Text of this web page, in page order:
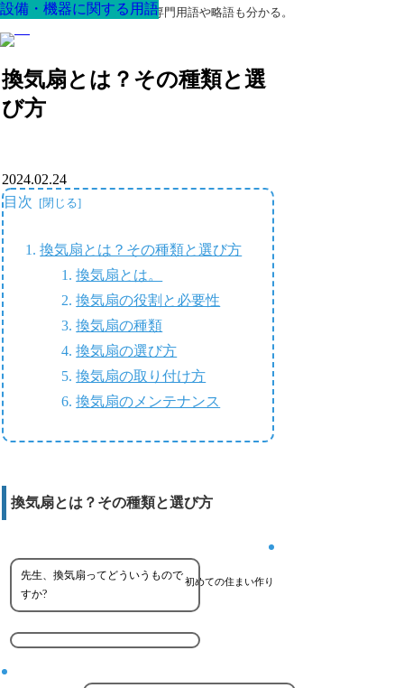
最高の家を作るための知識！専門用語や略語も分かる。
換気扇とは？その種類と選
び方
設備・機器に関する用語
2024.02.24
目次
換気扇とは？その種類と選び方
換気扇とは。
換気扇の役割と必要性
換気扇の種類
換気扇の選び方
換気扇の取り付け方
換気扇のメンテナンス
換気扇とは？その種類と選び方
初めての住まい作り
先生、換気扇ってどういうもので
すか?
設備・機器に関する用語
設備・機器に関する用語
設備・機器に関する用語
設備・機器に関する用語
設備・機器に関する用語
設備・機器に関する用語